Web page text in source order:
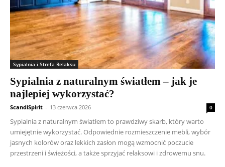
Sypialnia i Strefa Relaksu
Sypialnia z naturalnym światłem – jak je
najlepiej wykorzystać?
ScandiSpirit - 13 czerwca 2026 0
Sypialnia z naturalnym światłem to prawdziwy skarb, który warto
umiejętnie wykorzystać. Odpowiednie rozmieszczenie mebli, wybór
jasnych kolorów oraz lekkich zasłon mogą wzmocnić poczucie
przestrzeni i świeżości, a także sprzyjać relaksowi i zdrowemu snu.